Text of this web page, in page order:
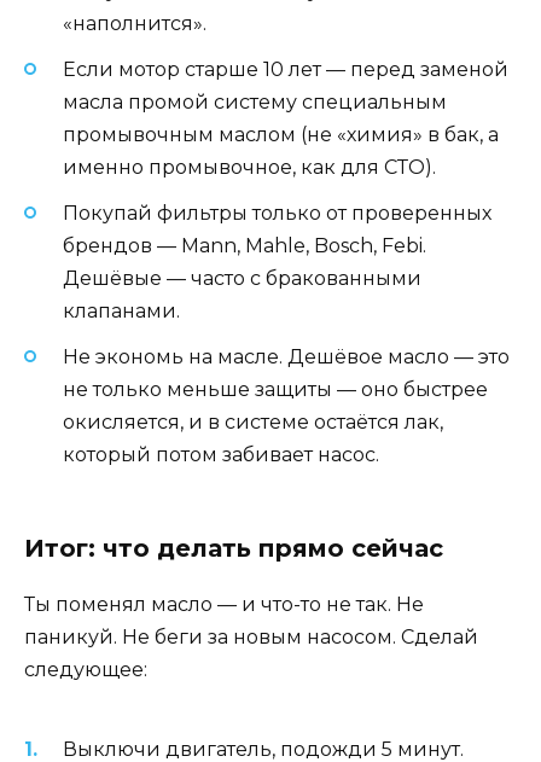
«наполнится».
Если мотор старше 10 лет — перед заменой
масла промой систему специальным
промывочным маслом (не «химия» в бак, а
именно промывочное, как для СТО).
Покупай фильтры только от проверенных
брендов — Mann, Mahle, Bosch, Febi.
Дешёвые — часто с бракованными
клапанами.
Не экономь на масле. Дешёвое масло — это
не только меньше защиты — оно быстрее
окисляется, и в системе остаётся лак,
который потом забивает насос.
Итог: что делать прямо сейчас
Ты поменял масло — и что-то не так. Не
паникуй. Не беги за новым насосом. Сделай
следующее:
Выключи двигатель, подожди 5 минут.